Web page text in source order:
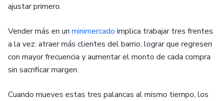
ajustar primero.
Vender más en un minimercado implica trabajar tres frentes
a la vez: atraer más clientes del barrio, lograr que regresen
con mayor frecuencia y aumentar el monto de cada compra
sin sacrificar margen.
Cuando mueves estas tres palancas al mismo tiempo, los